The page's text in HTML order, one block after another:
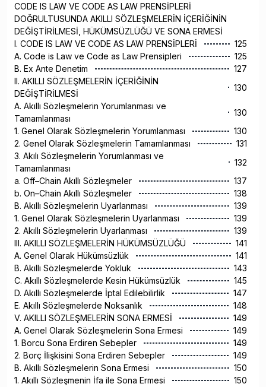
CODE IS LAW VE CODE AS LAW PRENSİPLERİ
DOĞRULTUSUNDA AKILLI SÖZLEŞMELERİN İÇERİĞİNİN
DEĞİŞTİRİLMESİ, HÜKÜMSÜZLÜĞÜ VE SONA ERMESİ
I. CODE IS LAW VE CODE AS LAW PRENSİPLERİ
125
A. Code is Law ve Code as Law Prensipleri
125
B. Ex Ante Denetim
127
II. AKILLI SÖZLEŞMELERİN İÇERİĞİNİN
DEĞİŞTİRİLMESİ
130
A. Akıllı Sözleşmelerin Yorumlanması ve
Tamamlanması
130
1. Genel Olarak Sözleşmelerin Yorumlanması
130
2. Genel Olarak Sözleşmelerin Tamamlanması
131
3. Akılı Sözleşmelerin Yorumlanması ve
Tamamlanması
132
a. Off–Chain Akıllı Sözleşmeler
137
b. On–Chain Akıllı Sözleşmeler
138
B. Akıllı Sözleşmelerin Uyarlanması
139
1. Genel Olarak Sözleşmelerin Uyarlanması
139
2. Akıllı Sözleşmelerin Uyarlanması
139
III. AKILLI SÖZLEŞMELERİN HÜKÜMSÜZLÜĞÜ
141
A. Genel Olarak Hükümsüzlük
141
B. Akıllı Sözleşmelerde Yokluk
143
C. Akıllı Sözleşmelerde Kesin Hükümsüzlük
145
D. Akıllı Sözleşmelerde İptal Edilebilirlik
147
E. Akıllı Sözleşmelerde Noksanlık
148
V. AKILLI SÖZLEŞMELERİN SONA ERMESİ
149
A. Genel Olarak Sözleşmelerin Sona Ermesi
149
1. Borcu Sona Erdiren Sebepler
149
2. Borç İlişkisini Sona Erdiren Sebepler
149
B. Akıllı Sözleşmelerin Sona Ermesi
150
1. Akıllı Sözleşmenin İfa ile Sona Ermesi
150